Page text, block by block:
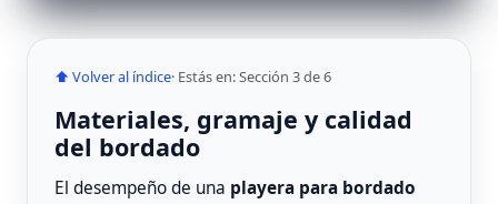
⬆ Volver al índice· Estás en: Sección 3 de 6
Materiales, gramaje y calidad
del bordado
El desempeño de una playera para bordado